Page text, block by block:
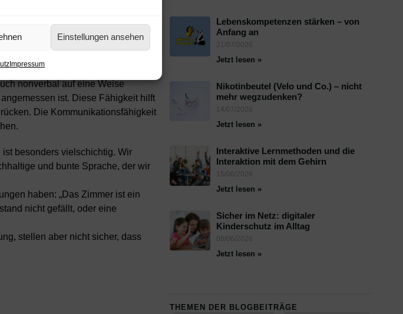
Einstellungen ansehen
Impressum
der Serie „Kompetent? Bin ich!“
Lesen Sie hier
nonverbal auf eine Weise
ist. Diese Fähigkeit hilft
Die Kommunikationsfähigkeit
besonders vielschichtig. Wir
und bunte Sprache, der wir
haben: „Das Zimmer ist ein
nicht gefällt, oder eine
stellen aber nicht sicher, dass
Lebenskompetenzen stärken – von
Anfang an
21/07/2026
Jetzt lesen »
Nikotinbeutel (Velo und Co.) – nicht
mehr wegzudenken?
14/07/2026
Jetzt lesen »
Interaktive Lernmethoden und die
Interaktion mit dem Gehirn
15/06/2026
Jetzt lesen »
Sicher im Netz: digitaler
Kinderschutz im Alltag
08/06/2026
Jetzt lesen »
THEMEN DER BLOGBEITRÄGE